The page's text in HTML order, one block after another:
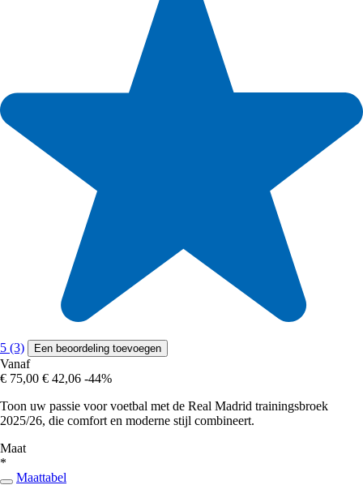
5 (3) Een beoordeling toevoegen
Vanaf
€ 75,00 € 42,06 -44%
Toon uw passie voor voetbal met de Real Madrid trainingsbroek
2025/26, die comfort en moderne stijl combineert.
Maat
*
Maattabel